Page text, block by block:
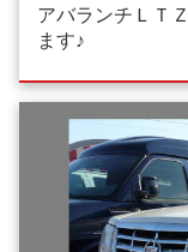
アバランチＬＴ
ます♪